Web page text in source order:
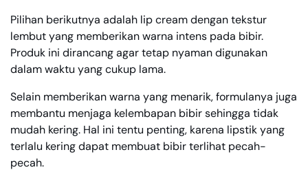
Pilihan berikutnya adalah lip cream dengan tekstur
lembut yang memberikan warna intens pada bibir.
Produk ini dirancang agar tetap nyaman digunakan
dalam waktu yang cukup lama.
Selain memberikan warna yang menarik, formulanya juga
membantu menjaga kelembapan bibir sehingga tidak
mudah kering. Hal ini tentu penting, karena lipstik yang
terlalu kering dapat membuat bibir terlihat pecah-
pecah.